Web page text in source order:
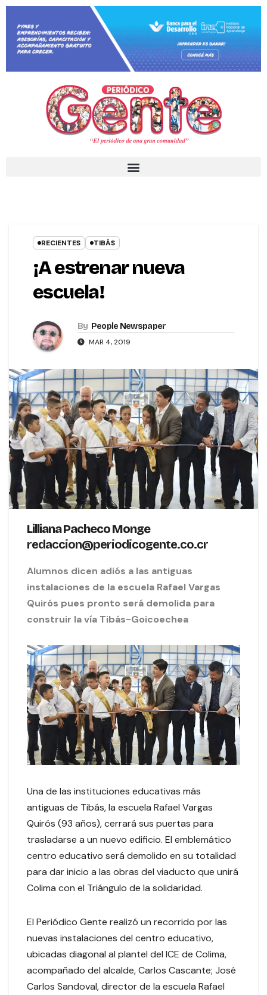
RECIENTES TIBÁS
¡A estrenar nueva
escuela!
By People Newspaper
MAR 4, 2019
Lilliana Pacheco Monge
redaccion@periodicogente.co.cr
Alumnos dicen adiós a las antiguas
instalaciones de la escuela Rafael Vargas
Quirós pues pronto será demolida para
construir la vía Tibás-Goicoechea
Una de las instituciones educativas más
antiguas de Tibás, la escuela Rafael Vargas
Quirós (93 años), cerrará sus puertas para
trasladarse a un nuevo edificio. El emblemático
centro educativo será demolido en su totalidad
para dar inicio a las obras del viaducto que unirá
Colima con el Triángulo de la solidaridad.
El Periódico Gente realizó un recorrido por las
nuevas instalaciones del centro educativo,
ubicadas diagonal al plantel del ICE de Colima,
acompañado del alcalde, Carlos Cascante; José
Carlos Sandoval, director de la escuela Rafael